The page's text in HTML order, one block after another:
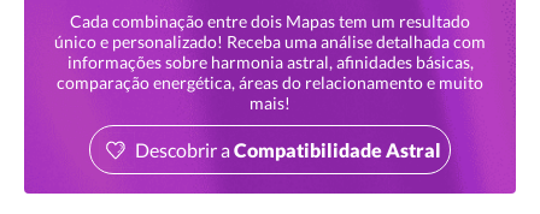
Cada combinação entre dois Mapas tem um resultado
único e personalizado! Receba uma análise detalhada com
informações sobre harmonia astral, afinidades básicas,
comparação energética, áreas do relacionamento e muito
mais!
Descobrir aCompatibilidade Astral